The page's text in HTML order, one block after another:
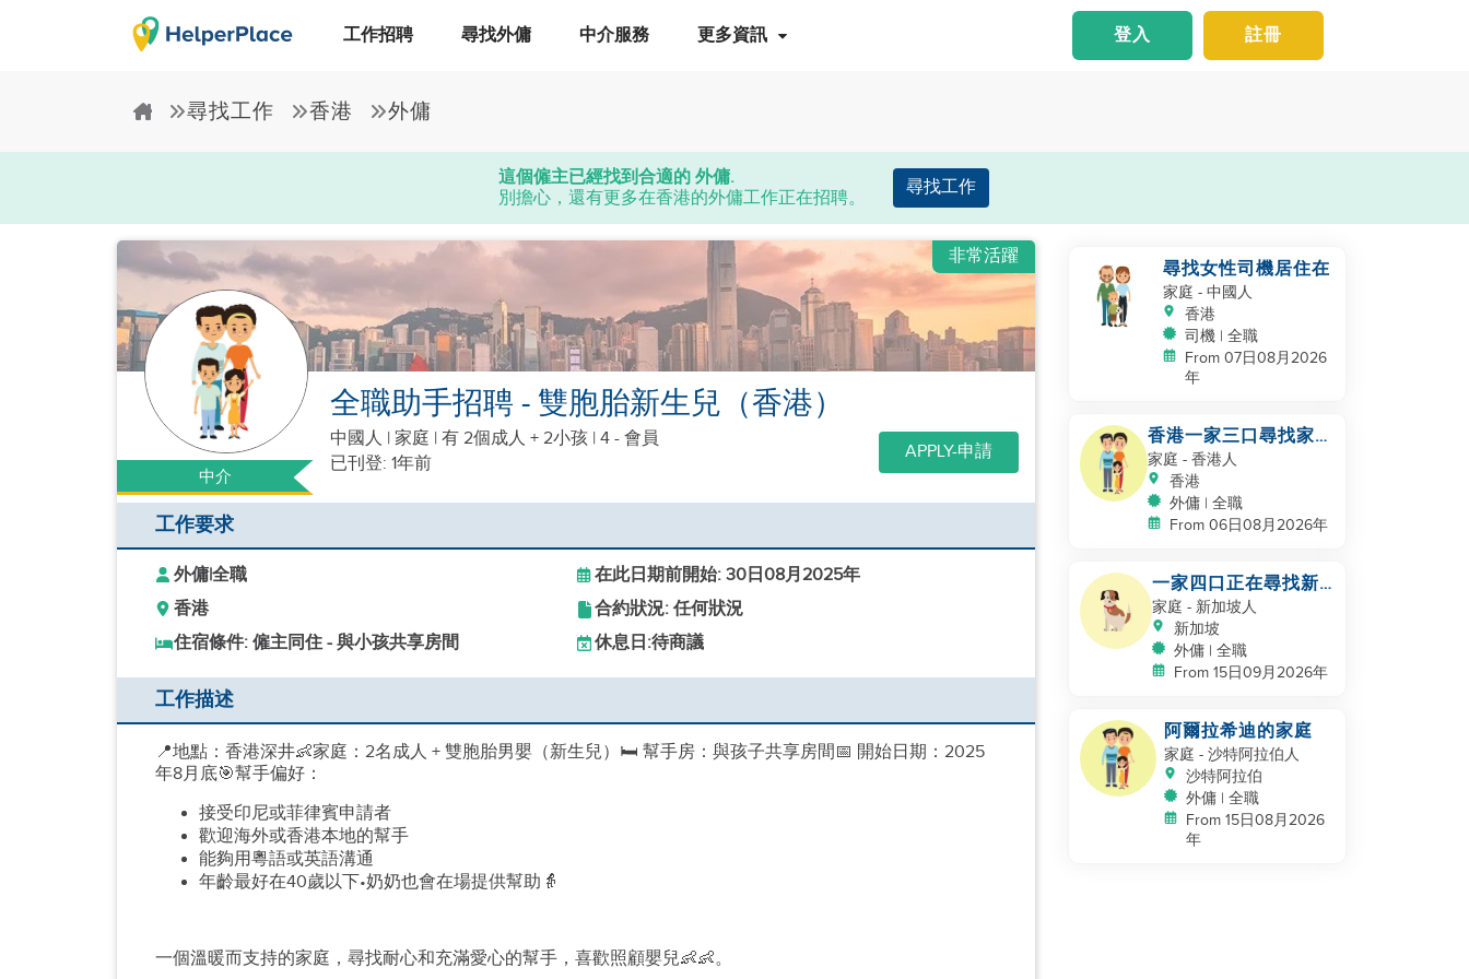
工作招聘 尋找外傭 中介服務 更多資訊 註冊
登入
尋找工作 香港 外傭
這個僱主已經找到合適的 外傭.
別擔心，還有更多在香港的外傭工作正在招聘。
尋找工作
中介
非常活躍
全職助手招聘 - 雙胞胎新生兒（香港）
中國人 | 家庭 | 有 2個成人 + 2小孩 | 4 - 會員
已刊登: 1年前
APPLY-申請
工作要求
外傭|全職
在此日期前開始: 30日08月2025年
香港
合約狀況: 任何狀況
住宿條件: 僱主同住 - 與小孩共享房間
休息日:待商議
工作描述
📍地點：香港深井👶家庭：2名成人 + 雙胞胎男嬰（新生兒）🛏 幫手房：與孩子共享房間📅 開始日期：2025
年8月底🎯幫手偏好：
接受印尼或菲律賓申請者
歡迎海外或香港本地的幫手
能夠用粵語或英語溝通
年齡最好在40歲以下•奶奶也會在場提供幫助👵
一個溫暖而支持的家庭，尋找耐心和充滿愛心的幫手，喜歡照顧嬰兒👶👶。
尋找女性司機居住在
家庭 - 中國人
香港
司機 | 全職
From 07日08月2026
年
香港一家三口尋找家政
服務員
家庭 - 香港人
香港
外傭 | 全職
From 06日08月2026年
一家四口正在尋找新
的幫手
家庭 - 新加坡人
新加坡
外傭 | 全職
From 15日09月2026年
阿爾拉希迪的家庭
家庭 - 沙特阿拉伯人
沙特阿拉伯
外傭 | 全職
From 15日08月2026
年